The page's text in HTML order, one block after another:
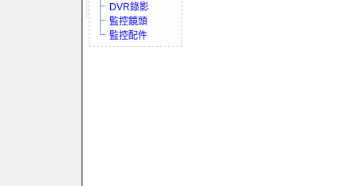
DVR錄影
監控鏡頭
監控配件